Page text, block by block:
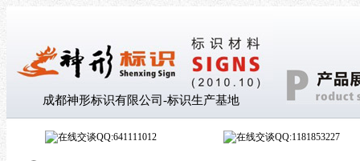
成都神形标识有限公司-标识生产基地
QQ:641111012 QQ:1181853227